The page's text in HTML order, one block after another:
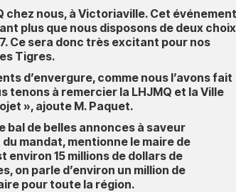
chez nous, à Victoriaville. Cet événement
plus que nous disposons de deux choix
Ce sera donc très excitant pour nos
Tigres.
d’envergure, comme nous l’avons fait
tenons à remercier la LHJMQ et la Ville
», ajoute M. Paquet.
bal de belles annonces à saveur
mandat, mentionne le maire de
15 millions de dollars de
on parle d’environ un million de
pour toute la région.